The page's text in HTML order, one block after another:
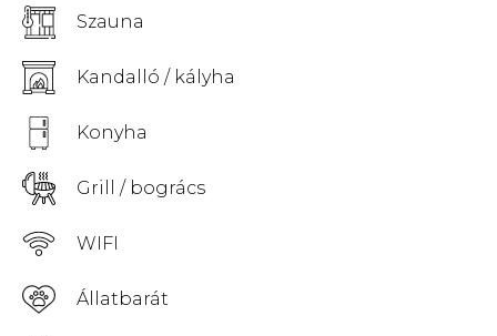
Szauna
Kandalló / kályha
Konyha
Grill / bogrács
WIFI
Állatbarát